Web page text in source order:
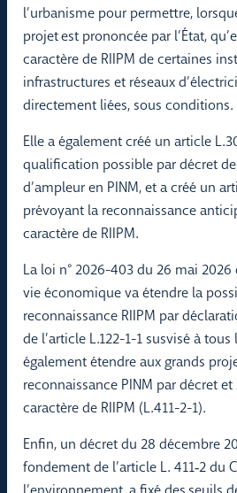
l’urbanisme pour permettre,
projet est prononcée par l’État,
caractère de RIIPM de certaines
infrastructures et réseaux
directement liées, sous conditions.
Elle a également créé un article
qualification possible par décret
d’ampleur en PINM, et a créé un
prévoyant la reconnaissance
caractère de RIIPM.
La loi n° 2026-403 du 26 mai
vie économique va étendre la
reconnaissance RIIPM par
de l’article L.122-1-1 susvisé à
également étendre aux grands
reconnaissance PINM par décret
caractère de RIIPM (L.411-2-1).
Enfin, un décret du 28 décembre
fondement de l’article L. 411‑2 du